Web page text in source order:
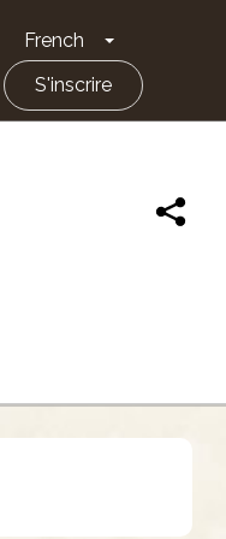
French Toggle
S'inscrire